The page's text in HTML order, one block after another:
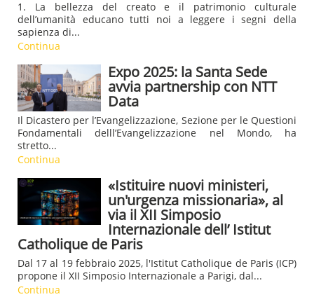
1. La bellezza del creato e il patrimonio culturale
dell’umanità educano tutti noi a leggere i segni della
sapienza di...
Continua
Expo 2025: la Santa Sede
avvia partnership con NTT
Data
Il Dicastero per l’Evangelizzazione, Sezione per le Questioni
Fondamentali delll’Evangelizzazione nel Mondo, ha
stretto...
Continua
«Istituire nuovi ministeri,
un'urgenza missionaria», al
via il XII Simposio
Internazionale dell’ Istitut
Catholique de Paris
Dal 17 al 19 febbraio 2025, l'Istitut Catholique de Paris (ICP)
propone il XII Simposio Internazionale a Parigi, dal...
Continua